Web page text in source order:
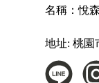
名稱：悅
地址: 桃園